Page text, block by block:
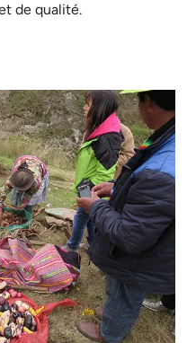
de qualité.